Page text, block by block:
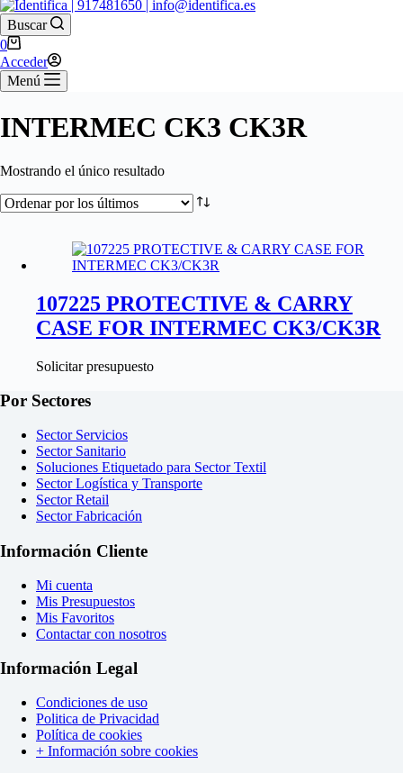
Buscar
0
Acceder
Menú
INTERMEC CK3 CK3R
Mostrando el único resultado
107225 PROTECTIVE & CARRY
CASE FOR INTERMEC CK3/CK3R
Solicitar presupuesto
Por Sectores
Sector Servicios
Sector Sanitario
Soluciones Etiquetado para Sector Textil
Sector Logística y Transporte
Sector Retail
Sector Fabricación
Información Cliente
Mi cuenta
Mis Presupuestos
Mis Favoritos
Contactar con nosotros
Información Legal
Condiciones de uso
Politica de Privacidad
Política de cookies
+ Información sobre cookies